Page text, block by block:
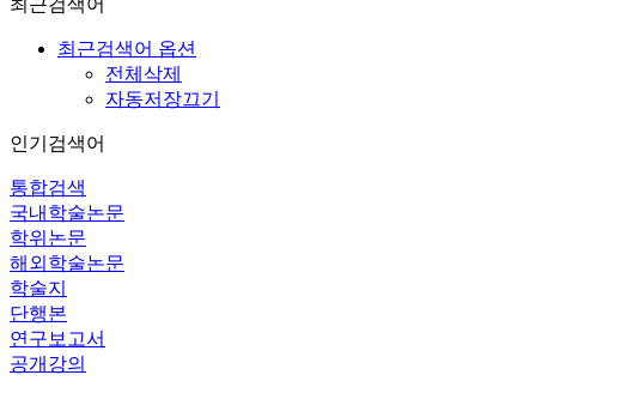
최근검색어
최근검색어 옵션
전체삭제
자동저장끄기
인기검색어
통합검색
국내학술논문
학위논문
해외학술논문
학술지
단행본
연구보고서
공개강의